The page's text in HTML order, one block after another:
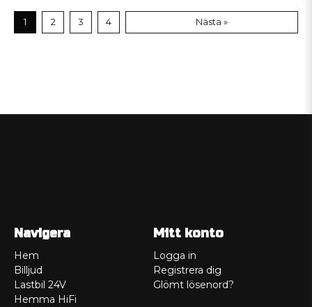
1 2 3 4 Nästa »
Navigera
Hem
Billjud
Lastbil 24V
Hemma HiFi
Mitt konto
Logga in
Registrera dig
Glömt lösenord?